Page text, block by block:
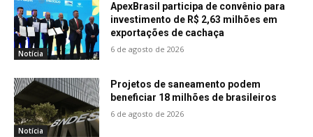
Notícia
ApexBrasil participa de convênio para
investimento de R$ 2,63 milhões em
exportações de cachaça
6 de agosto de 2026
Notícia
Projetos de saneamento podem
beneficiar 18 milhões de brasileiros
6 de agosto de 2026